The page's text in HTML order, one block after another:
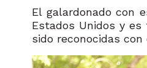
El galardonado con
Estados Unidos y
sido reconocidas